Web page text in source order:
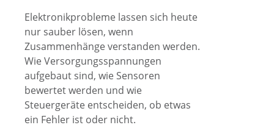
Elektronikprobleme lassen sich heute
nur sauber lösen, wenn
Zusammenhänge verstanden werden.
Wie Versorgungsspannungen
aufgebaut sind, wie Sensoren
bewertet werden und wie
Steuergeräte entscheiden, ob etwas
ein Fehler ist oder nicht.